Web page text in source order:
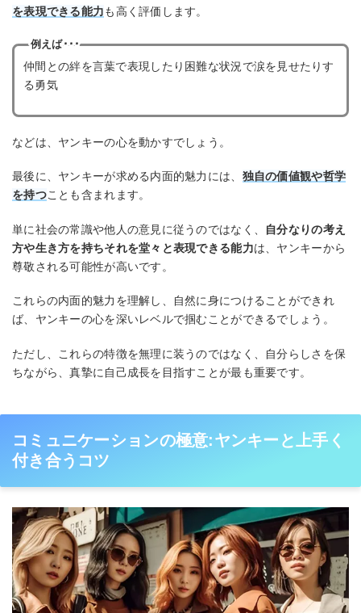
を表現できる能力も高く評価します。
例えば･･･
仲間との絆を言葉で表現したり困難な状況で涙を見せたりす
る勇気
などは、ヤンキーの心を動かすでしょう。
最後に、ヤンキーが求める内面的魅力には、 独自の価値観や哲学
を持つことも含まれます。
単に社会の常識や他人の意見に従うのではなく、
自分なりの考え
方や生き方を持ちそれを堂々と表現できる能力は、ヤンキーから
尊敬される可能性が高いです。
これらの内面的魅力を理解し、自然に身につけることができれ
ば、ヤンキーの心を深いレベルで掴むことができるでしょう。
ただし、これらの特徴を無理に装うのではなく、自分らしさを保
ちながら、真摯に自己成長を目指すことが最も重要です。
コミュニケーションの極意:ヤンキーと上手く
付き合うコツ